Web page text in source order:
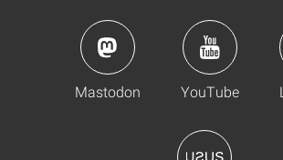
Mastodon YouTube